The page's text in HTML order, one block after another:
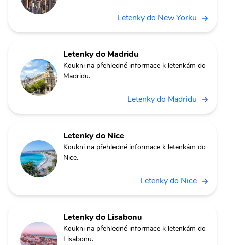
Letenky do New Yorku
Letenky do Madridu
Koukni na přehledné informace k letenkám do
Madridu.
Letenky do Madridu
Letenky do Nice
Koukni na přehledné informace k letenkám do
Nice.
Letenky do Nice
Letenky do Lisabonu
Koukni na přehledné informace k letenkám do
Lisabonu.